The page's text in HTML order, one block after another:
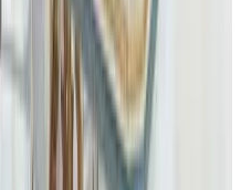
Политика использования